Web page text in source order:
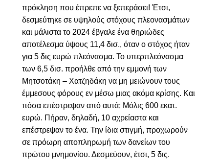
πρόκληση που έπρεπε να ξεπεράσει! Έτσι,
δεσμεύτηκε σε υψηλούς στόχους πλεονασμάτων
και μάλιστα το 2024 έβγαλε ένα θηριώδες
αποτέλεσμα ύψους 11,4 δισ., όταν ο στόχος ήταν
για 5 δις ευρώ πλεόνασμα. Το υπερπλεόνασμα
των 6,5 δισ. προήλθε από την εμμονή των
Μητσοτάκη – Χατζηδάκη να μη μειώνουν τους
έμμεσους φόρους εν μέσω μιας ακόμα κρίσης. Και
πόσα επέστρεψαν από αυτά; Μόλις 600 εκατ.
ευρώ. Πήραν, δηλαδή, 10 αχρείαστα και
επέστρεψαν το ένα. Την ίδια στιγμή, προχωρούν
σε πρόωρη αποπληρωμή των δανείων του
πρώτου μνημονίου. Δεσμεύουν, έτσι, 5 δις.